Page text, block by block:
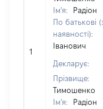
1
Ім'я:
Радіон
По батькові
наявності):
Іванович
Декларує:
Прізвище:
Тимошенко
Ім'я:
Радіон